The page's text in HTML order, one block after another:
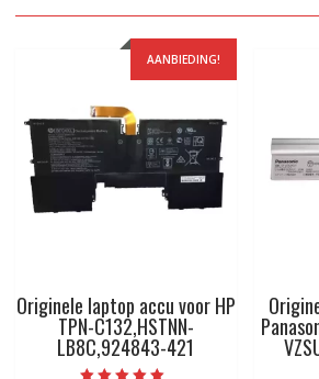
AANBIEDING!
Originele laptop accu voor HP
TPN-C132,HSTNN-
LB8C,924843-421